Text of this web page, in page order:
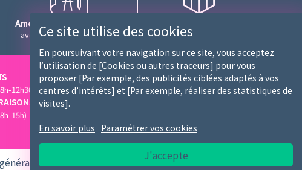
Aménagement sur mesure
avec une équipe d'experts
Fidélité récompensée
1 point = 10€ d'achats
12h30 et 13h30-18h)
15h)
d'utilisation Notice RGPD
Ce site utilise des cookies
En poursuivant votre navigation sur ce site, vous acceptez
l’utilisation de [Cookies ou autres traceurs] pour vous
proposer [Par exemple, des publicités ciblées adaptés à vos
centres d’intérêts] et [Par exemple, réaliser des statistiques de
visites].
En savoir plus Paramétrer vos cookies
J'accepte